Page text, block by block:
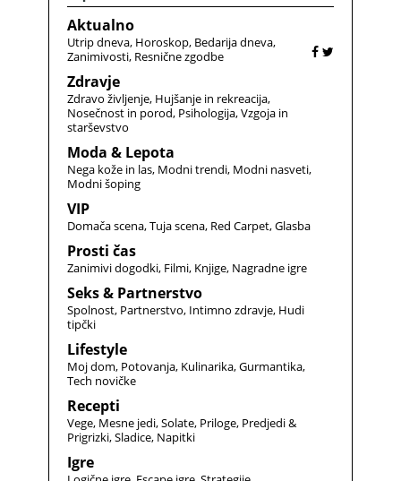
Aktualno
Utrip dneva Horoskop Bedarija dneva
Zanimivosti Resnične zgodbe
Zdravje
Zdravo življenje Hujšanje in rekreacija
Nosečnost in porod Psihologija Vzgoja in
starševstvo
Moda & Lepota
Nega kože in las Modni trendi Modni nasveti
Modni šoping
VIP
Domača scena Tuja scena Red Carpet Glasba
Prosti čas
Zanimivi dogodki Filmi Knjige Nagradne igre
Seks & Partnerstvo
Spolnost Partnerstvo Intimno zdravje Hudi
tipčki
Lifestyle
Moj dom Potovanja Kulinarika Gurmantika
Tech novičke
Recepti
Vege Mesne jedi Solate Priloge Predjedi &
Prigrizki Sladice Napitki
Igre